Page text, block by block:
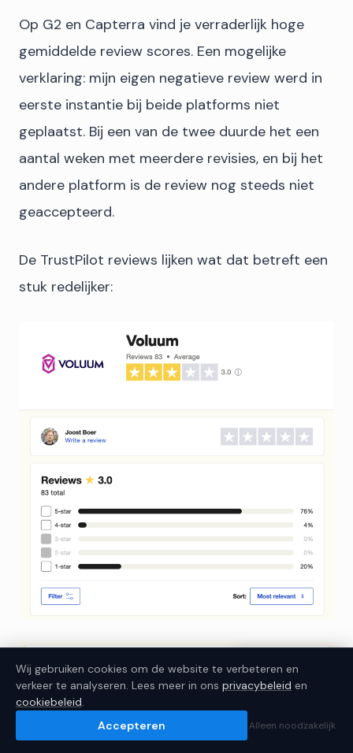
Op G2 en Capterra vind je verraderlijk hoge
gemiddelde review scores. Een mogelijke
verklaring: mijn eigen negatieve review werd in
eerste instantie bij beide platforms niet
geplaatst. Bij een van de twee duurde het een
aantal weken met meerdere revisies, en bij het
andere platform is de review nog steeds niet
geaccepteerd.
De TrustPilot reviews lijken wat dat betreft een
stuk redelijker:
Ik help je kiezen
JoostBot
Wij gebruiken cookies om de website te verbeteren en
verkeer te analyseren. Lees meer in ons privacybeleid en
cookiebeleid.
Alleen noodzakelijk
Accepteren
This page is in Dutch.
Translate to English ×